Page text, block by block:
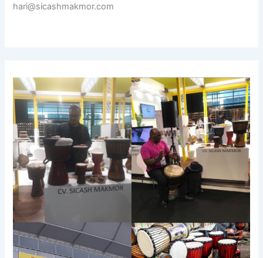
hari@sicashmakmor.com